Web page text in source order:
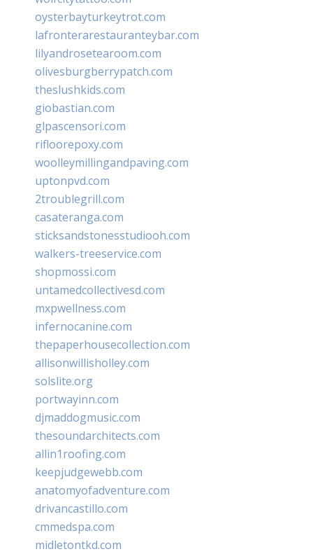
oysterbayturkeytrot.com
lafronterarestauranteybar.com
lilyandrosetearoom.com
olivesburgberrypatch.com
theslushkids.com
giobastian.com
glpascensori.com
rifloorepoxy.com
woolleymillingandpaving.com
uptonpvd.com
2troublegrill.com
casateranga.com
sticksandstonesstudiooh.com
walkers-treeservice.com
shopmossi.com
untamedcollectivesd.com
mxpwellness.com
infernocanine.com
thepaperhousecollection.com
allisonwillisholley.com
solslite.org
portwayinn.com
djmaddogmusic.com
thesoundarchitects.com
allin1roofing.com
keepjudgewebb.com
anatomyofadventure.com
drivancastillo.com
cmmedspa.com
midletontkd.com